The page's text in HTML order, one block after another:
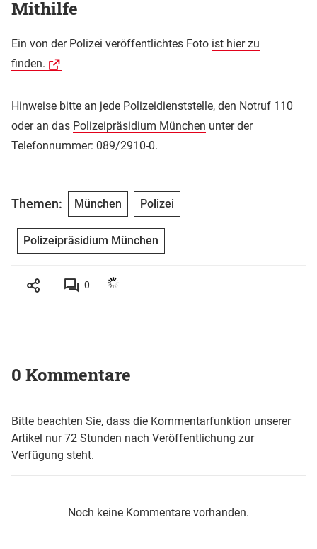
Mithilfe
Ein von der Polizei veröffentlichtes Foto ist hier zu
finden.
Hinweise bitte an jede Polizeidienststelle, den Notruf 110
oder an das Polizeipräsidium München unter der
Telefonnummer: 089/2910-0.
Themen: München Polizei
Polizeipräsidium München
0
0 Kommentare
Bitte beachten Sie, dass die Kommentarfunktion unserer
Artikel nur 72 Stunden nach Veröffentlichung zur
Verfügung steht.
Noch keine Kommentare vorhanden.